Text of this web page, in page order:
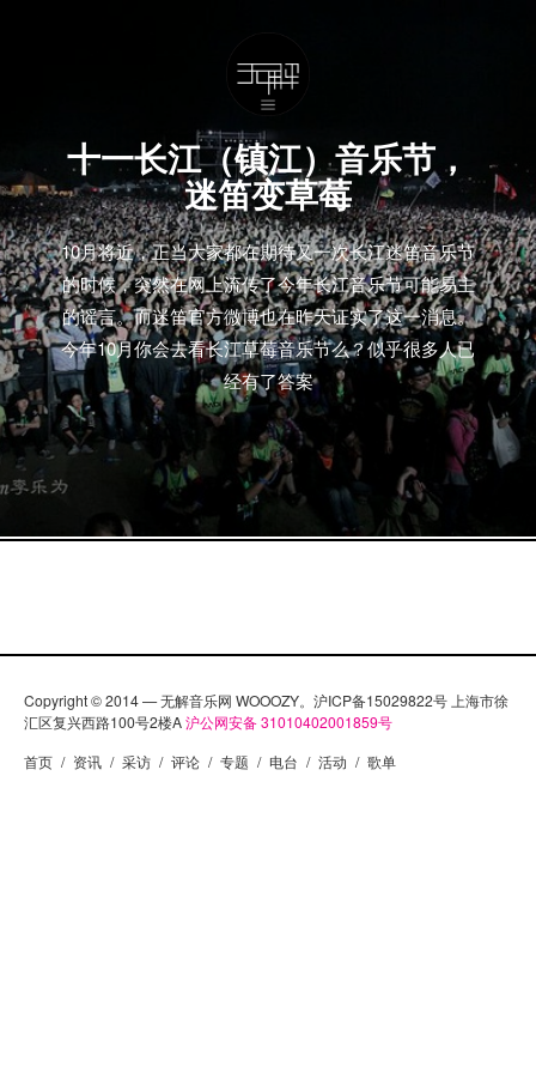
十一长江（镇江）音乐节，
迷笛变草莓
10月将近，正当大家都在期待又一次长江迷笛音乐节
的时候，突然在网上流传了今年长江音乐节可能易主
的谣言。而迷笛官方微博也在昨天证实了这一消息。
今年10月你会去看长江草莓音乐节么？似乎很多人已
经有了答案
Copyright © 2014 — 无解音乐网 WOOOZY。沪ICP备15029822号 上海市徐
汇区复兴西路100号2楼A沪公网安备 31010402001859号
首页 / 资讯 / 采访 / 评论 / 专题 / 电台 / 活动 / 歌单